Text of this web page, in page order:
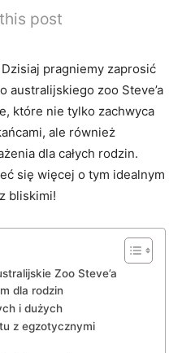
post
pragniemy zaprosić
australijskiego zoo Steve’a
które nie tylko zachwyca
ale również
dla całych rodzin.
się​ więcej o tym idealnym
bliskimi!
Zoo Steve’a⁤
dla ⁤rodzin
i dużych
z egzotycznymi